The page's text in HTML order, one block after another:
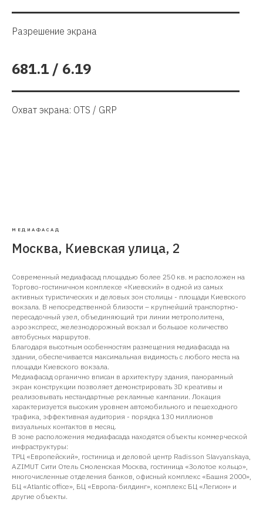
Разрешение экрана
681.1 / 6.19
Охват экрана: OTS / GRP
МЕДИАФАСАД
Москва, Киевская улица, 2
Современный медиафасад площадью более 250 кв. м расположен на
Торгово-гостиничном комплексе «Киевский» в одной из самых
активных туристических и деловых зон столицы - площади Киевского
вокзала. В непосредственной близости – крупнейший транспортно-
пересадочный узел, объединяющий три линии метрополитена,
аэроэкспресс, железнодорожный вокзал и большое количество
автобусных маршрутов.
Благодаря высотным особенностям размещения медиафасада на
здании, обеспечивается максимальная видимость с любого места на
площади Киевского вокзала.
Медиафасад органично вписан в архитектуру здания, панорамный
экран конструкции позволяет демонстрировать 3D креативы и
реализовывать нестандартные рекламные кампании. Локация
характеризуется высоким уровнем автомобильного и пешеходного
трафика, эффективная аудитория - порядка 130 миллионов
визуальных контактов в месяц.
В зоне расположения медиафасада находятся объекты коммерческой
инфраструктуры:
ТРЦ «Европейский», гостиница и деловой центр Radisson Slavyanskaya,
AZIMUT Сити Отель Смоленская Москва, гостиница «Золотое кольцо»,
многочисленные отделения банков, офисный комплекс «Башня 2000»,
БЦ «Atlantic office», БЦ «Европа-билдинг», комплекс БЦ «Легион» и
другие объекты.